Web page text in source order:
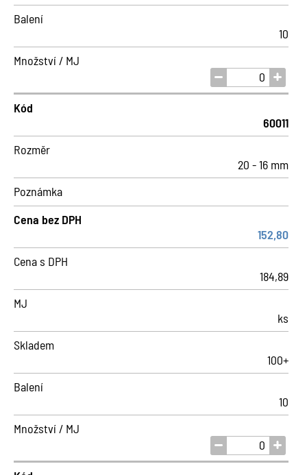
Balení
10
Množství / MJ
Kód
60011
Rozměr
20 - 16 mm
Poznámka
Cena bez DPH
152,80
Cena s DPH
184,89
MJ
ks
Skladem
100+
Balení
10
Množství / MJ